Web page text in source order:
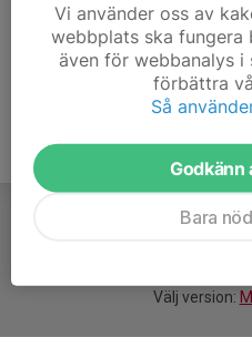
Välj version:
Vi använder oss av
webbplats ska fungera
även för webbanalys
förbättra
Så
Godkänn
Bara